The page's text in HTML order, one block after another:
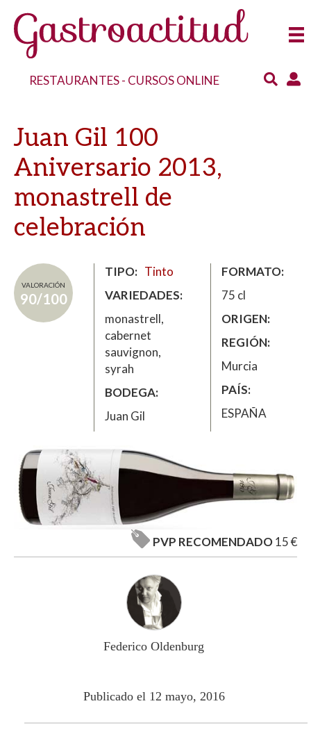
RESTAURANTES- CURSOS ONLINE
Juan Gil 100
Aniversario 2013,
monastrell de
celebración
VALORACIÓN
90/100
TIPO
Tinto
VARIEDADES
monastrell,
cabernet
sauvignon,
syrah
BODEGA
Juan Gil
FORMATO
75 cl
ORIGEN
REGIÓN
Murcia
PAÍS
ESPAÑA
PVP RECOMENDADO15 €
Federico Oldenburg
Publicado el 12 mayo, 2016